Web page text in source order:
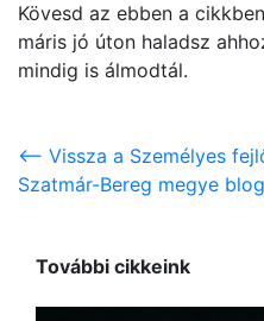
Kövesd az ebben a
máris jó úton haladsz
mindig is álmodtál.
<-- Vissza a Személyes
Szatmár-Bereg megye
További cikkeink